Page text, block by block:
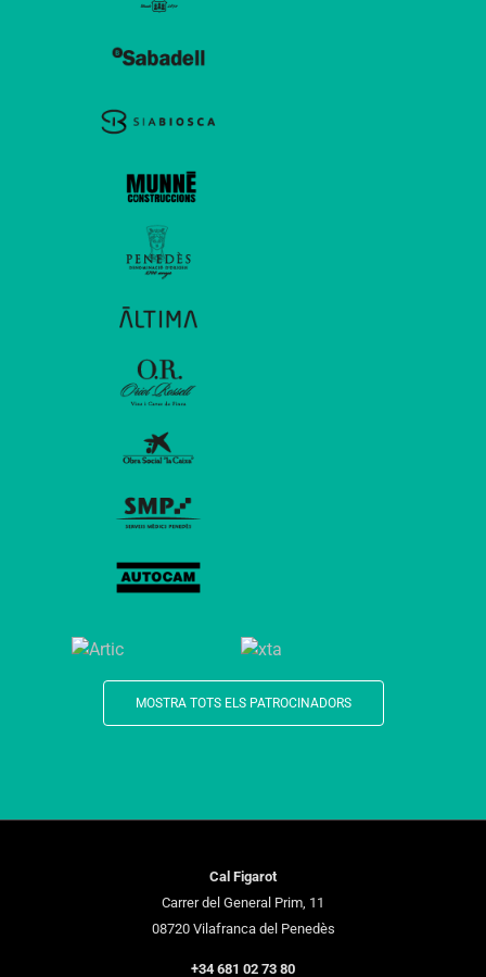
MOSTRA TOTS ELS PATROCINADORS
Cal Figarot
Carrer del General Prim, 11
08720 Vilafranca del Penedès
+34 681 02 73 80